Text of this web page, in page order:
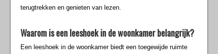
terugtrekken en genieten van lezen.
Waarom is een leeshoek in de woonkamer belangrijk?
Een leeshoek in de woonkamer biedt een toegewijde ruimte